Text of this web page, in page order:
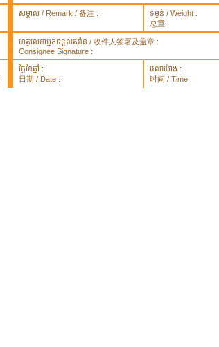
សម្គាល់ / Remark / 备注 :
ទម្ងន់ / Weight :
总重 :
ហត្ថលេខាអ្នកទទួលឥវ៉ាន់ / 收件人签署及盖章 :
Consignee Signature :
ថ្ងៃខែឆ្នាំ :
日期 / Date :
វេលាម៉ោង :
时间 / Time :